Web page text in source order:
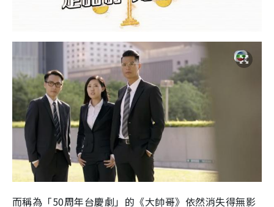
而稱為「50周年台慶劇」的《大帥哥》依然消失得無影